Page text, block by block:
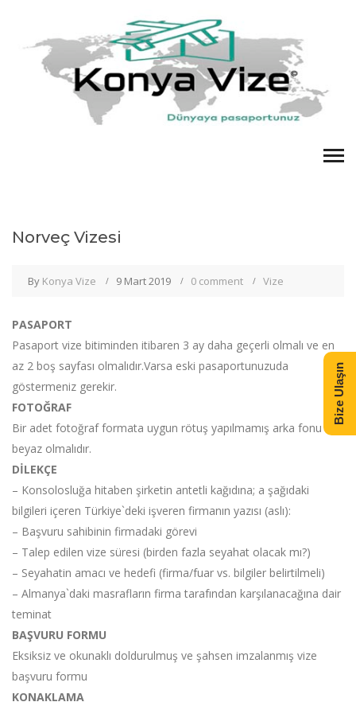
Norveç Vizesi
By Konya Vize 9 Mart 2019 0 comment Vize
PASAPORT
Pasaport vize bitiminden itibaren 3 ay daha geçerli olmalı ve en
az 2 boş sayfası olmalıdır.Varsa eski pasaportunuzuda
göstermeniz gerekir.
FOTOĞRAF
Bir adet fotoğraf formata uygun rötuş yapılmamış arka fonu
beyaz olmalıdır.
DİLEKÇE
– Konsolosluğa hitaben şirketin antetli kağıdına; a şağıdaki
bilgileri içeren Türkiye`deki işveren firmanın yazısı (aslı):
– Başvuru sahibinin firmadaki görevi
– Talep edilen vize süresi (birden fazla seyahat olacak mı?)
– Seyahatin amacı ve hedefi (firma/fuar vs. bilgiler belirtilmeli)
– Almanya`daki masrafların firma tarafından karşılanacağına dair
teminat
BAŞVURU FORMU
Eksiksiz ve okunaklı doldurulmuş ve şahsen imzalanmış vize
başvuru formu
KONAKLAMA
Bize Ulaşın